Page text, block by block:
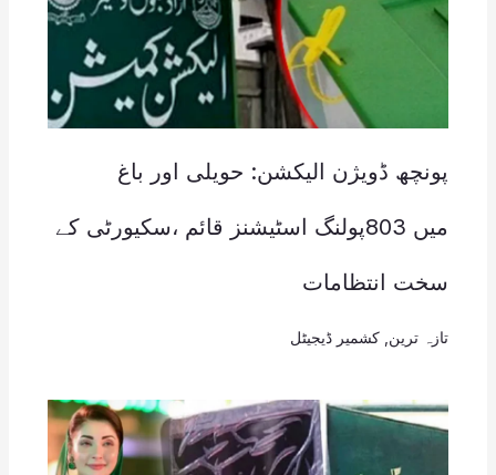
پونچھ ڈویژن الیکشن: حویلی اور باغ
میں 803پولنگ اسٹیشنز قائم ،سکیورٹی کے
سخت انتظامات
تازہ ترین کشمیر ڈیجیٹل